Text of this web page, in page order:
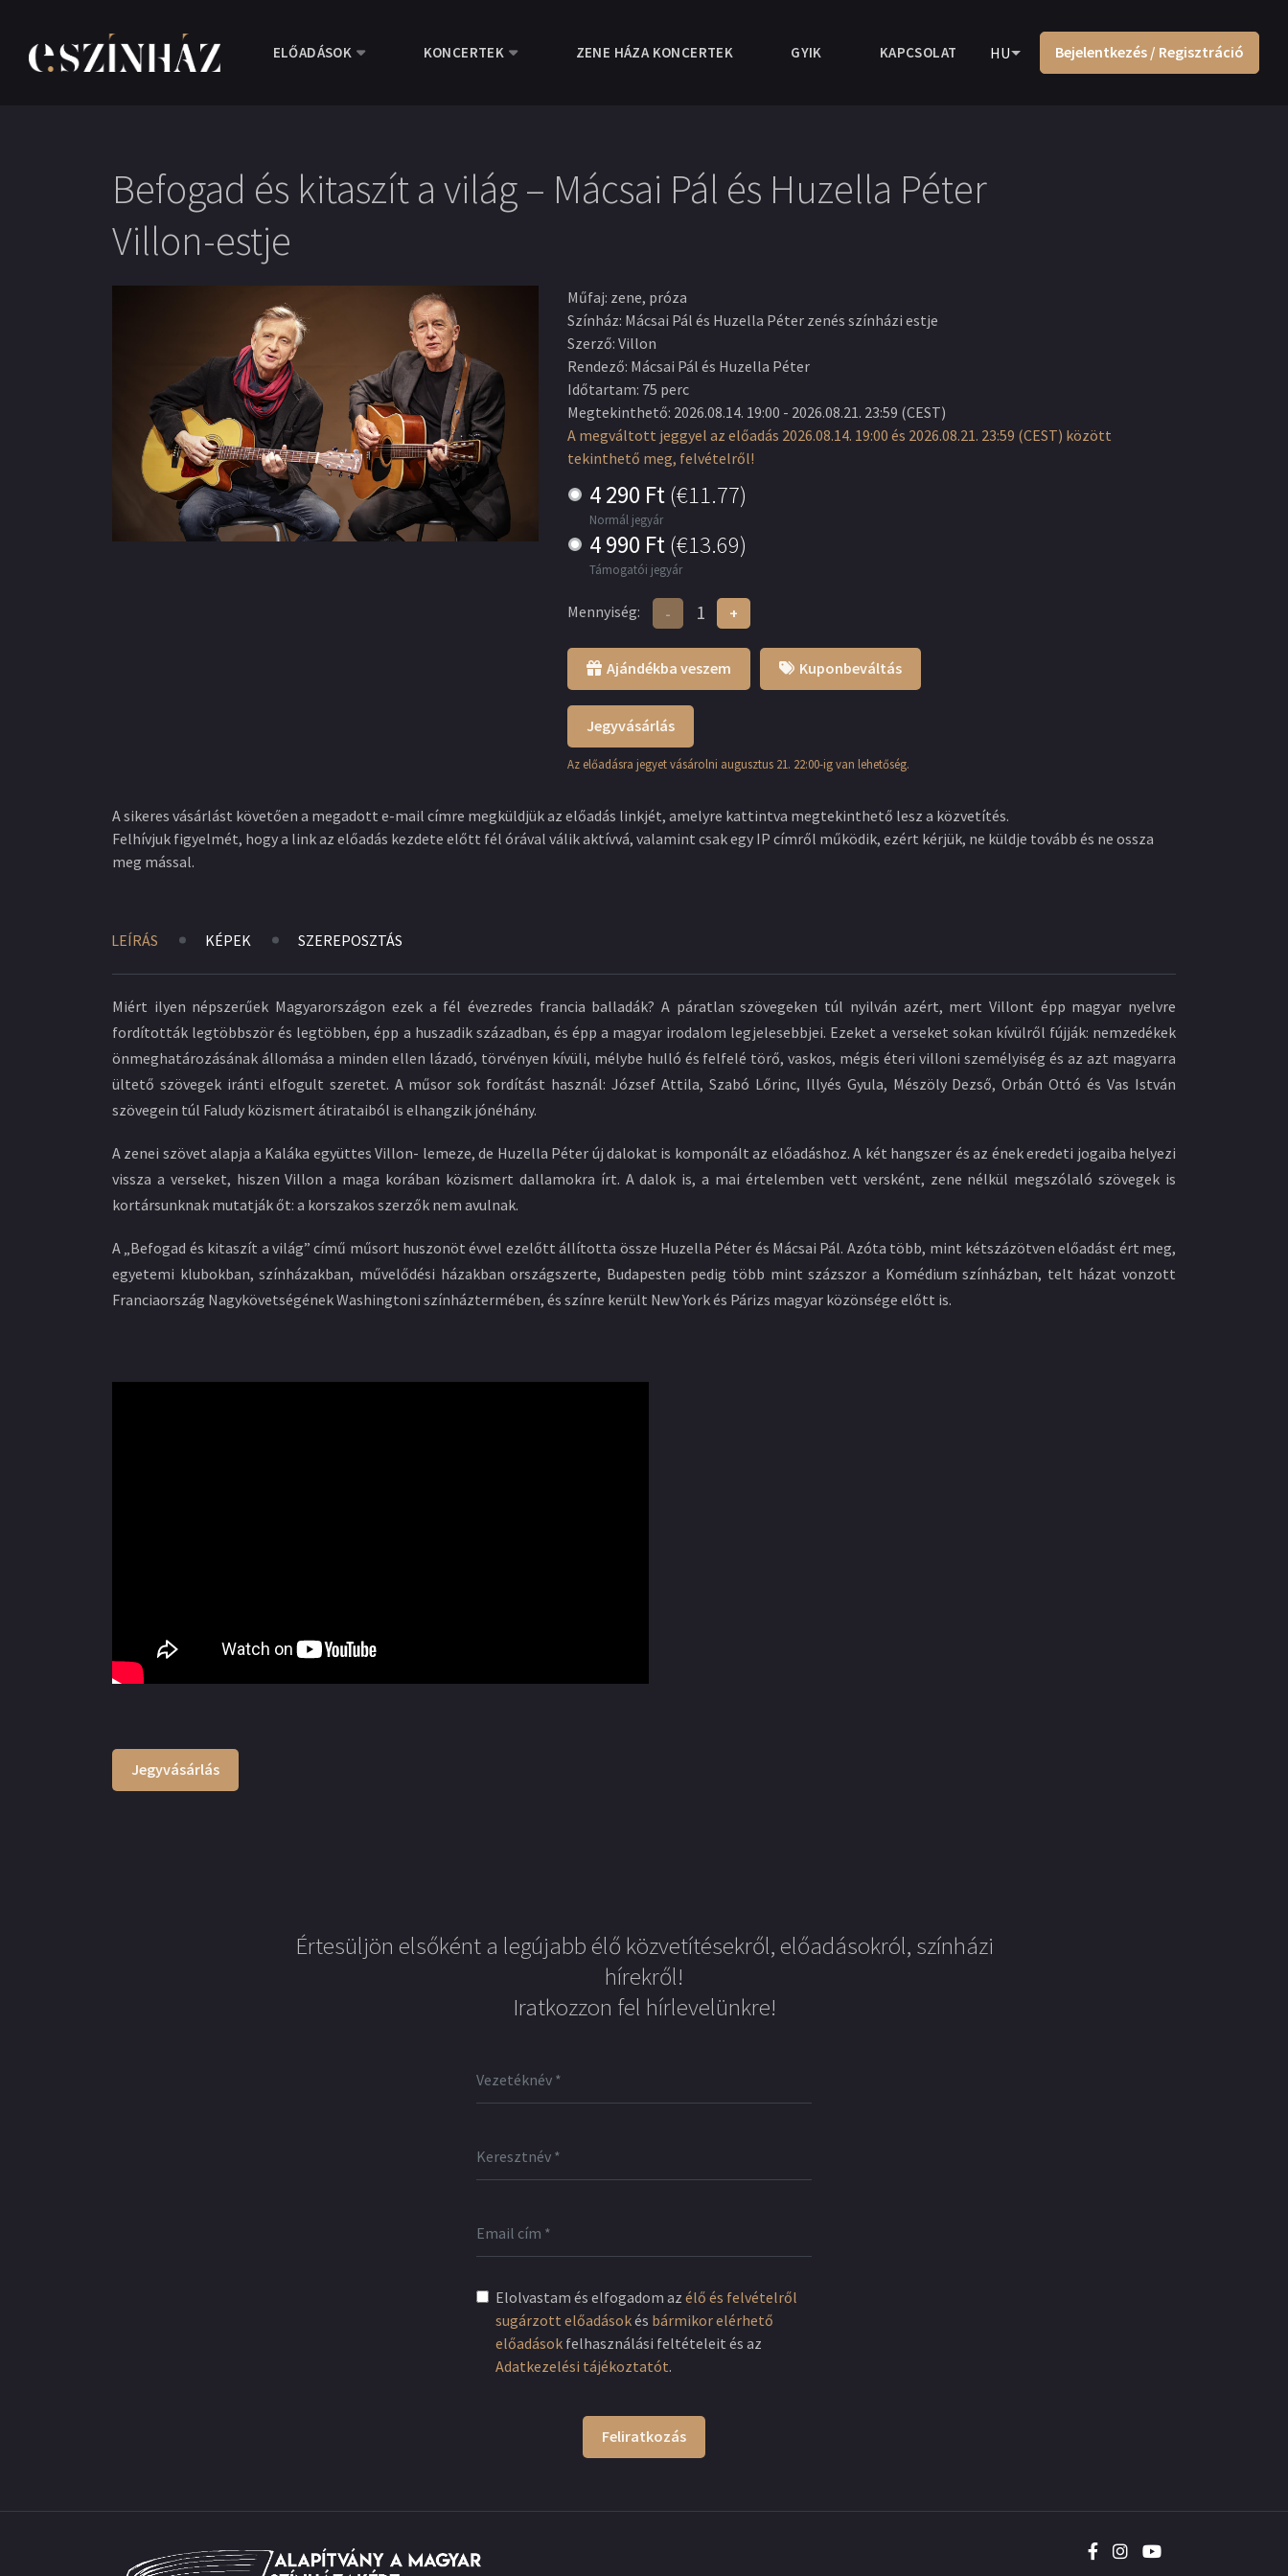
ELŐADÁSOK KONCERTEK ZENE HÁZA KONCERTEK GYIK KAPCSOLAT HU Bejelentkezés / Regisztráció
Befogad és kitaszít a világ – Mácsai Pál és Huzella Péter
Villon-estje
Műfaj: zene, próza
Színház: Mácsai Pál és Huzella Péter zenés színházi estje
Szerző: Villon
Rendező: Mácsai Pál és Huzella Péter
Időtartam: 75 perc
Megtekinthető: 2026.08.14. 19:00 - 2026.08.21. 23:59 (CEST)
A megváltott jeggyel az előadás 2026.08.14. 19:00 és 2026.08.21. 23:59 (CEST) között
tekinthető meg, felvételről!
4 290 Ft(€11.77)
Normál jegyár
4 990 Ft(€13.69)
Támogatói jegyár
Mennyiség: - +
Ajándékba veszem Kuponbeváltás
Jegyvásárlás
Az előadásra jegyet vásárolni augusztus 21. 22:00-ig van lehetőség.
A sikeres vásárlást követően a megadott e-mail címre megküldjük az előadás linkjét, amelyre kattintva megtekinthető lesz a közvetítés.
Felhívjuk figyelmét, hogy a link az előadás kezdete előtt fél órával válik aktívvá, valamint csak egy IP címről működik, ezért kérjük, ne küldje tovább és ne ossza
meg mással.
LEÍRÁS KÉPEK SZEREPOSZTÁS
Miért ilyen népszerűek Magyarországon ezek a fél évezredes francia balladák? A páratlan szövegeken túl nyilván azért, mert Villont épp magyar nyelvre
fordították legtöbbször és legtöbben, épp a huszadik században, és épp a magyar irodalom legjelesebbjei. Ezeket a verseket sokan kívülről fújják: nemzedékek
önmeghatározásának állomása a minden ellen lázadó, törvényen kívüli, mélybe hulló és felfelé törő, vaskos, mégis éteri villoni személyiség és az azt magyarra
ültető szövegek iránti elfogult szeretet. A műsor sok fordítást használ: József Attila, Szabó Lőrinc, Illyés Gyula, Mészöly Dezső, Orbán Ottó és Vas István
szövegein túl Faludy közismert átirataiból is elhangzik jónéhány.
A zenei szövet alapja a Kaláka együttes Villon- lemeze, de Huzella Péter új dalokat is komponált az előadáshoz. A két hangszer és az ének eredeti jogaiba helyezi
vissza a verseket, hiszen Villon a maga korában közismert dallamokra írt. A dalok is, a mai értelemben vett versként, zene nélkül megszólaló szövegek is
kortársunknak mutatják őt: a korszakos szerzők nem avulnak.
A „Befogad és kitaszít a világ” című műsort huszonöt évvel ezelőtt állította össze Huzella Péter és Mácsai Pál. Azóta több, mint kétszázötven előadást ért meg,
egyetemi klubokban, színházakban, művelődési házakban országszerte, Budapesten pedig több mint százszor a Komédium színházban, telt házat vonzott
Franciaország Nagykövetségének Washingtoni színháztermében, és színre került New York és Párizs magyar közönsége előtt is.
Jegyvásárlás
Értesüljön elsőként a legújabb élő közvetítésekről, előadásokról, színházi
hírekről!
Iratkozzon fel hírlevelünkre!
Elolvastam és elfogadom az élő és felvételről
sugárzott előadásokés bármikor elérhető
előadások felhasználási feltételeit és az
Adatkezelési tájékoztatót.
Feliratkozás